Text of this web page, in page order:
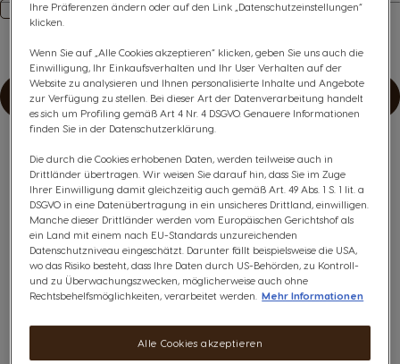
Mit der Angabe Ihrer Daten erklären Sie sich damit
einverstanden, dass deine personenbezogenen Daten in
Übereinstimmung mit unserer Datenschutzerklärung
verarbeitet werden.
ABONNIEREN
VERSANDKOSTENFREIAB 30€
SICHERE BEZAHLUNG DANK SSLVERSCHLÜSSELUNG
Ihre Präferenzen ändern oder auf den Link „Datenschutzeinstellungen“
klicken.
Wenn Sie auf „Alle Cookies akzeptieren“ klicken, geben Sie uns auch die
Einwilligung, Ihr Einkaufsverhalten und Ihr User Verhalten auf der
Website zu analysieren und Ihnen personalisierte Inhalte und Angebote
zur Verfügung zu stellen. Bei dieser Art der Datenverarbeitung handelt
es sich um Profiling gemäß Art 4 Nr. 4 DSGVO. Genauere Informationen
finden Sie in der Datenschutzerklärung.
Die durch die Cookies erhobenen Daten, werden teilweise auch in
Drittländer übertragen. Wir weisen Sie darauf hin, dass Sie im Zuge
Ihrer Einwilligung damit gleichzeitig auch gemäß Art. 49 Abs. 1 S. 1 lit. a
DSGVO in eine Datenübertragung in ein unsicheres Drittland, einwilligen.
Manche dieser Drittländer werden vom Europäischen Gerichtshof als
ein Land mit einem nach EU-Standards unzureichenden
Datenschutzniveau eingeschätzt. Darunter fällt beispielsweise die USA,
wo das Risiko besteht, dass Ihre Daten durch US-Behörden, zu Kontroll-
und zu Überwachungszwecken, möglicherweise auch ohne
Rechtsbehelfsmöglichkeiten, verarbeitet werden.
Mehr Informationen
Alle Cookies akzeptieren